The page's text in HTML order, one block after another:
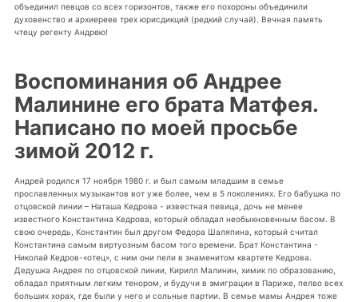
объединил певцов со всех горизонтов, также его похороны объединили
духовенство и архиереев трех юрисдикций (редкий случай). Вечная память
чтецу регенту Андрею!
Воспоминания об Андрее
Малинине его брата Матфея.
Написано по моей просьбе
зимой 2012 г.
Андрей родился 17 ноября 1980 г. и был самым младшим в семье
прославленных музыкантов вот уже более, чем в 5 поколениях. Его бабушка по
отцовской линии – Наташа Кедрова - известная певица, дочь не менее
известного Константина Кедрова, который обладал необыкновенным басом. В
свою очередь, Константин был другом Федора Шаляпина, который считал
Константина самым виртуозным басом того времени. Брат Константина -
Николай Кедров-«отец», с ним они пели в знаменитом квартете Кедрова.
Дедушка Андрея по отцовской линии, Кирилл Малинин, химик по образованию,
обладал приятным легким тенором, и будучи в эмиграции в Париже, пелво всех
больших хорах, где были у него и сольные партии. В семье мамы Андрея тоже